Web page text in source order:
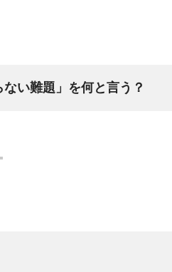
ない難題」を何と言う？